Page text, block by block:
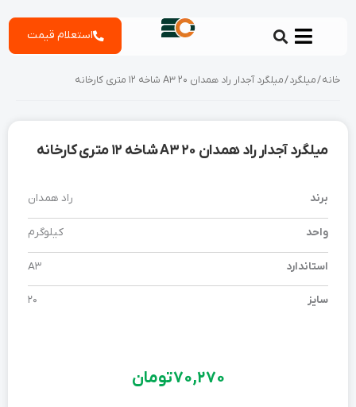
استعلام قیمت
خانه/میلگرد/ میلگرد آجدار راد همدان 20 A3 شاخه 12 متری کارخانه
میلگرد آجدار راد همدان 20 A3 شاخه 12 متری کارخانه
برند راد همدان
واحد کیلوگرم
استاندارد A3
سایز 20
70,270تومان